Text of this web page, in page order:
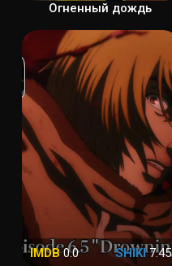
Огненный дождь
IMDB0.0 SHIKI7.45